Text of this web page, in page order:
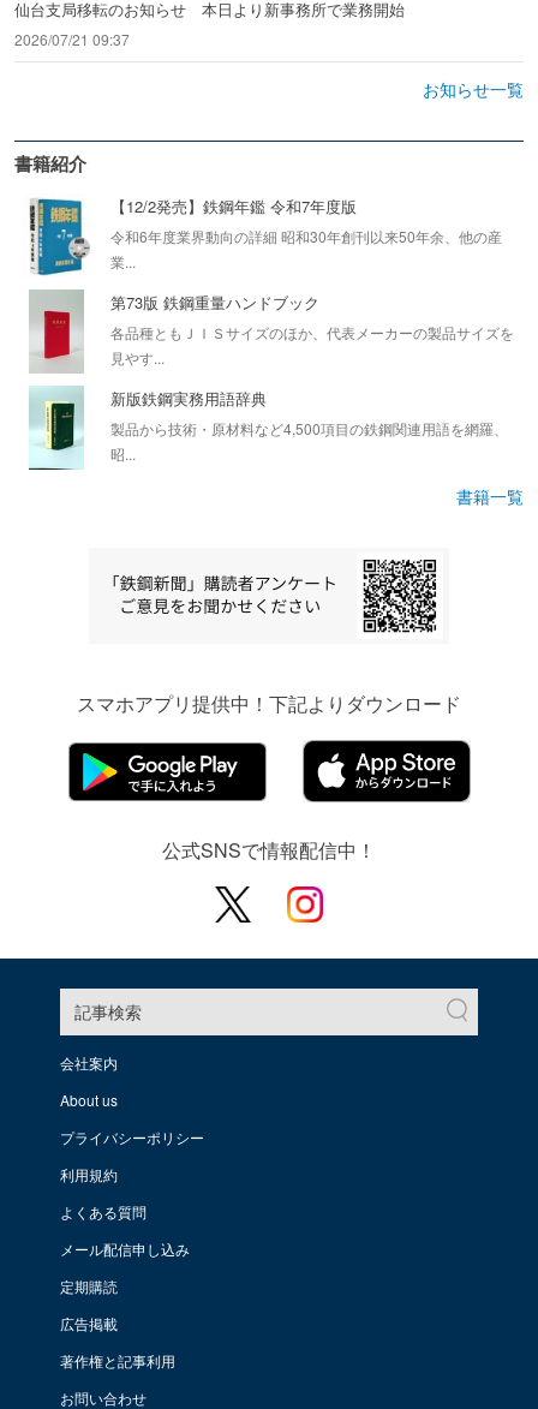
仙台支局移転のお知らせ 本日より新事務所で業務開始
2026/07/21 09:37
お知らせ一覧
書籍紹介
【12/2発売】鉄鋼年鑑 令和7年度版
令和6年度業界動向の詳細 昭和30年創刊以来50年余、他の産
業...
第73版 鉄鋼重量ハンドブック
各品種ともＪＩＳサイズのほか、代表メーカーの製品サイズを
見やす...
新版鉄鋼実務用語辞典
製品から技術・原材料など4,500項目の鉄鋼関連用語を網羅、
昭...
書籍一覧
スマホアプリ提供中！下記よりダウンロード
公式SNSで情報配信中！
記事検索
会社案内
About us
プライバシーポリシー
利用規約
よくある質問
メール配信申し込み
定期購読
広告掲載
著作権と記事利用
お問い合わせ